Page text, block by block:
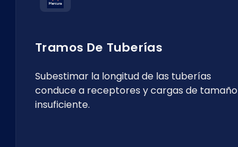
Tramos De Tuberías
Subestimar la longitud de las tuberías
conduce a receptores y cargas de tamaño
insuficiente.